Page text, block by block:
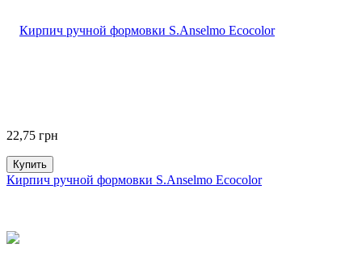
22,75 грн
Купить
Кирпич ручной формовки S.Anselmo Ecocolor